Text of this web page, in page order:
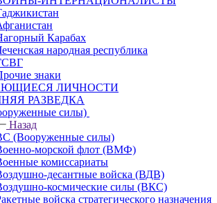
Карабах
народная республика
знаки
ЛИЧНОСТИ
РАЗВЕДКА
силы)
Назад
(Вооруженные силы)
морской флот (ВМФ)
комиссариаты
десантные войска (ВДВ)
космические силы (ВКС)
войска стратегического назначения